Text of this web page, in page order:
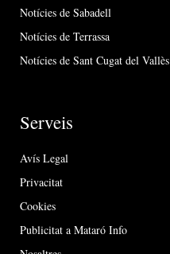
Notícies de Sabadell
Notícies de Terrassa
Notícies de Sant Cugat del Vallès
Serveis
Avís Legal
Privacitat
Cookies
Publicitat a Mataró Info